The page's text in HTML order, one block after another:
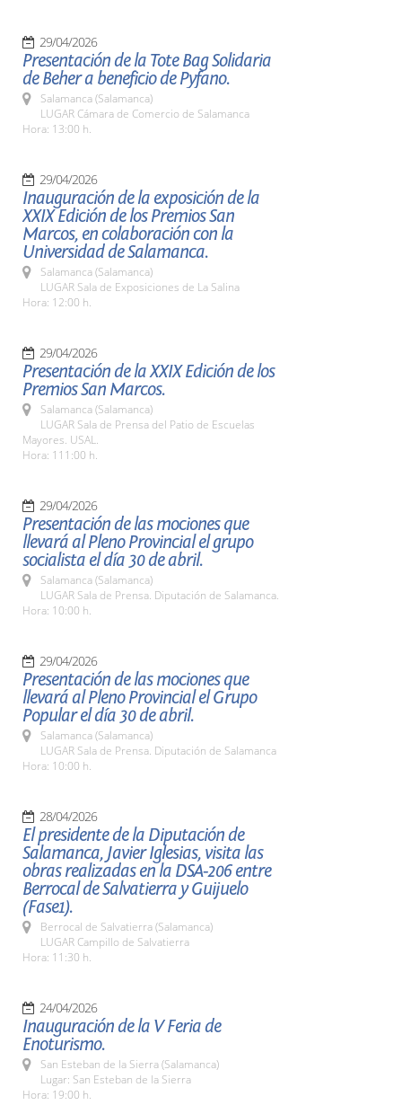
29/04/2026
Presentación de la Tote Bag Solidaria
de Beher a beneficio de Pyfano.
Salamanca (Salamanca)
LUGAR Cámara de Comercio de Salamanca
Hora: 13:00 h.
29/04/2026
Inauguración de la exposición de la
XXIX Edición de los Premios San
Marcos, en colaboración con la
Universidad de Salamanca.
Salamanca (Salamanca)
LUGAR Sala de Exposiciones de La Salina
Hora: 12:00 h.
29/04/2026
Presentación de la XXIX Edición de los
Premios San Marcos.
Salamanca (Salamanca)
LUGAR Sala de Prensa del Patio de Escuelas
Mayores. USAL.
Hora: 111:00 h.
29/04/2026
Presentación de las mociones que
llevará al Pleno Provincial el grupo
socialista el día 30 de abril.
Salamanca (Salamanca)
LUGAR Sala de Prensa. Diputación de Salamanca.
Hora: 10:00 h.
29/04/2026
Presentación de las mociones que
llevará al Pleno Provincial el Grupo
Popular el día 30 de abril.
Salamanca (Salamanca)
LUGAR Sala de Prensa. Diputación de Salamanca
Hora: 10:00 h.
28/04/2026
El presidente de la Diputación de
Salamanca, Javier Iglesias, visita las
obras realizadas en la DSA-206 entre
Berrocal de Salvatierra y Guijuelo
(Fase1).
Berrocal de Salvatierra (Salamanca)
LUGAR Campillo de Salvatierra
Hora: 11:30 h.
24/04/2026
Inauguración de la V Feria de
Enoturismo.
San Esteban de la Sierra (Salamanca)
Lugar: San Esteban de la Sierra
Hora: 19:00 h.